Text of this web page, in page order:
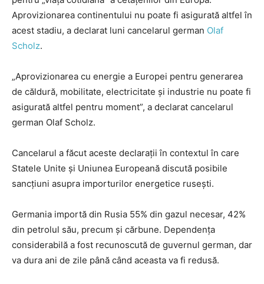
Aprovizionarea continentului nu poate fi asigurată altfel în
acest stadiu, a declarat luni cancelarul german Olaf
Scholz.
„Aprovizionarea cu energie a Europei pentru generarea
de căldură, mobilitate, electricitate și industrie nu poate fi
asigurată altfel pentru moment”, a declarat cancelarul
german Olaf Scholz.
Cancelarul a făcut aceste declarații în contextul în care
Statele Unite și Uniunea Europeană discută posibile
sancțiuni asupra importurilor energetice rusești.
Germania importă din Rusia 55% din gazul necesar, 42%
din petrolul său, precum şi cărbune. Dependenţa
considerabilă a fost recunoscută de guvernul german, dar
va dura ani de zile până când aceasta va fi redusă.